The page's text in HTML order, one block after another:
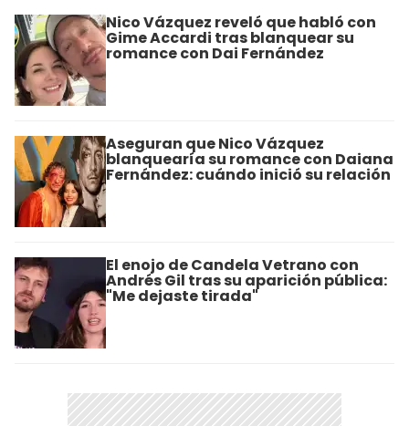
Nico Vázquez reveló que habló con
Gime Accardi tras blanquear su
romance con Dai Fernández
Aseguran que Nico Vázquez
blanquearía su romance con Daiana
Fernández: cuándo inició su relación
El enojo de Candela Vetrano con
Andrés Gil tras su aparición pública:
"Me dejaste tirada"